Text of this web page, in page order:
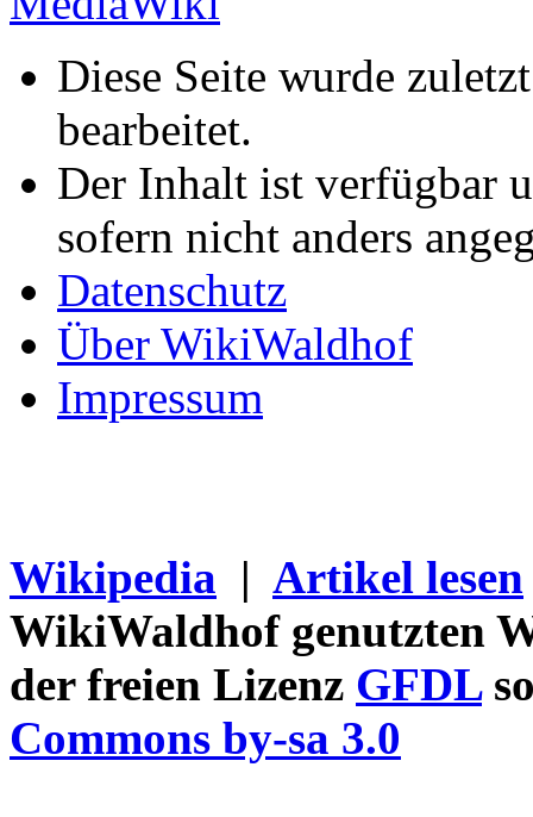
Diese Seite wurde
bearbeitet.
Der Inhalt ist verfügbar
sofern nicht anders
Datenschutz
Über WikiWaldhof
Impressum
Wikipedia | Artikel lesen
WikiWaldhof genutzten
der freien Lizenz GFDL
Commons by-sa 3.0